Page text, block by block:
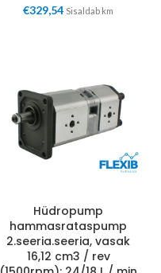
€329,54 Sisaldab km
Hüdropump
hammasrataspump
2.seeria.seeria, vasak
16,12 cm3 / rev